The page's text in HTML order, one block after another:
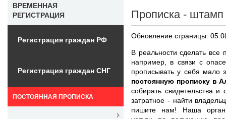
Прописка - штамп
Обновление страницы:
В реальности сделать все
например, в связи с
прописывать у себя
постоянную прописку в
собирать свидетельства и
затратное - найти
пишите нам! Наша
ВРЕМЕННАЯ
РЕГИСТРАЦИЯ
Регистрация граждан РФ
Регистрация граждан СНГ
ПОСТОЯННАЯ ПРОПИСКА